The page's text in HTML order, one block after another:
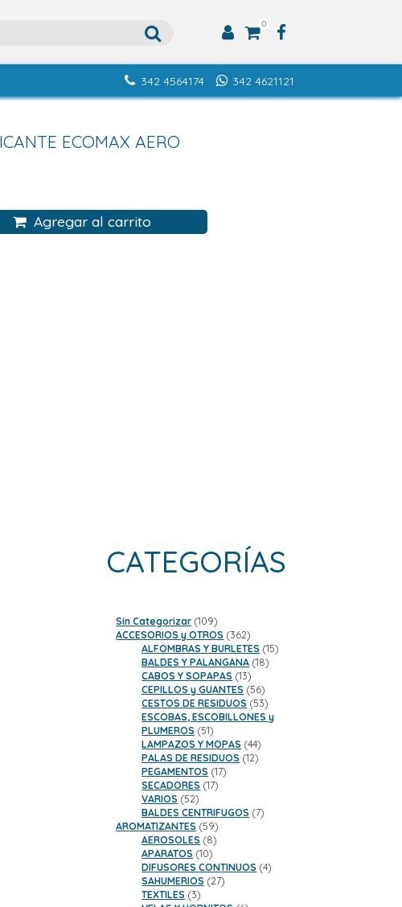
0
342 4621121
342 4564174
ECOMAX AERO
Agregar al carrito
CATEGORÍAS
Sin Categorizar 109109
productos
ACCESORIOS y OTROS 362362
productos
ALFOMBRAS Y BURLETES 1515
BALDES Y PALANGANA 1818
CABOS Y SOPAPAS 1313
productos
CEPILLOS y GUANTES 5656
productos
CESTOS DE RESIDUOS 5353
productos
ESCOBAS, ESCOBILLONES y
PLUMEROS 5151
productos
LAMPAZOS Y MOPAS 4444
productos
PALAS DE RESIDUOS 1212
PEGAMENTOS 1717
SECADORES 1717
VARIOS 5252
productos
BALDES CENTRIFUGOS 77
AROMATIZANTES 5959
productos
AEROSOLES 88
APARATOS 1010
productos
DIFUSORES CONTINUOS 44
SAHUMERIOS 2727
TEXTILES 33